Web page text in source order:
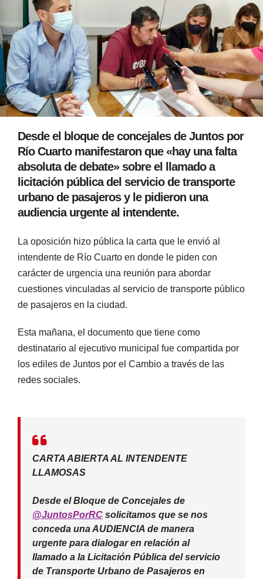
Desde el bloque de concejales de Juntos por
Río Cuarto manifestaron que «hay una falta
absoluta de debate» sobre el llamado a
licitación pública del servicio de transporte
urbano de pasajeros y le pidieron una
audiencia urgente al intendente.
La oposición hizo pública la carta que le envió al
intendente de Río Cuarto en donde le piden con
carácter de urgencia una reunión para abordar
cuestiones vinculadas al servicio de transporte público
de pasajeros en la ciudad.
Esta mañana, el documento que tiene como
destinatario al ejecutivo municipal fue compartida por
los ediles de Juntos por el Cambio a través de las
redes sociales.
CARTA ABIERTA AL INTENDENTE
LLAMOSAS
Desde el Bloque de Concejales de
@JuntosPorRC solicitamos que se nos
conceda una AUDIENCIA de manera
urgente para dialogar en relación al
llamado a la Licitación Pública del servicio
de Transporte Urbano de Pasajeros en